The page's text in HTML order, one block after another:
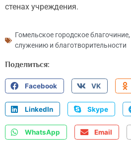
стенах учреждения.
Гомельское городское благочиние,
служению и благотворительности
Поделиться:
Facebook VK
LinkedIn Skype
WhatsApp Email